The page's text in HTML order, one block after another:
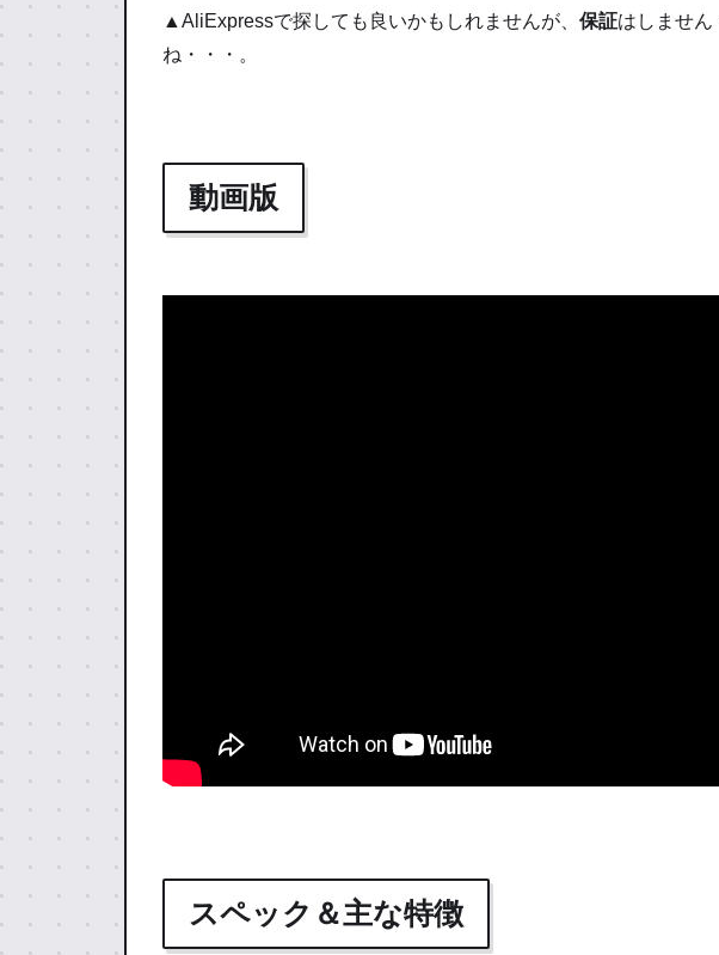
▲AliExpressで探しても良いかもしれませんが、 保証はしません
ね・・・。
動画版
スペック＆主な特徴